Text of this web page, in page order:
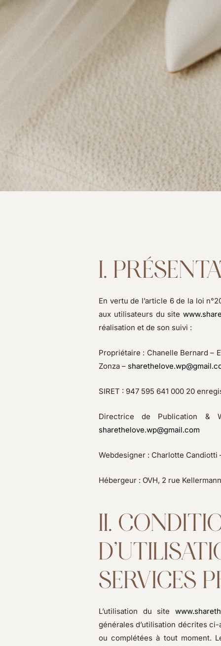
I.
En vertu de l’article 6 de la loi
aux utilisateurs du site
réalisation et de son suivi :
Propriétaire : Chanelle Bernard –
Zonza –
SIRET : 947 595 641 000 20
Directrice de Publication &
sharethelove.wp@gmail.com
Webdesigner : Charlotte
Hébergeur : OVH, 2 rue
II.
SERVICES
L’utilisation du site
générales d’utilisation décrites
ou complétées à tout moment.